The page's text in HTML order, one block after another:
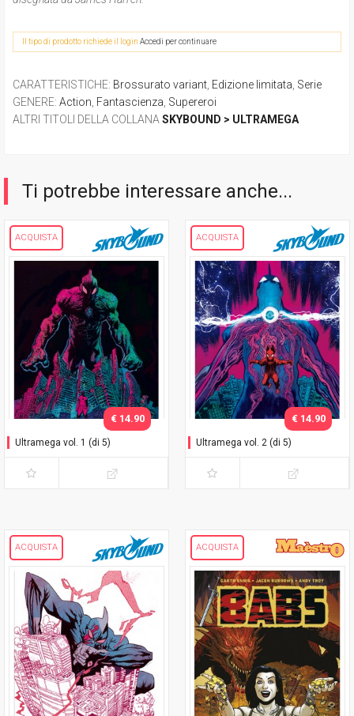
Il tipo di prodotto richiede il login Accedi per continuare
CARATTERISTICHE: Brossurato variant Edizione limitata Serie
GENERE: Action Fantascienza Supereroi
ALTRI TITOLI DELLA COLLANA SKYBOUND > ULTRAMEGA
Ti potrebbe interessare anche...
ACQUISTA
Ultramega vol. 1 (di 5)
€ 14.90
ACQUISTA
Ultramega vol. 2 (di 5)
€ 14.90
ACQUISTA ACQUISTA